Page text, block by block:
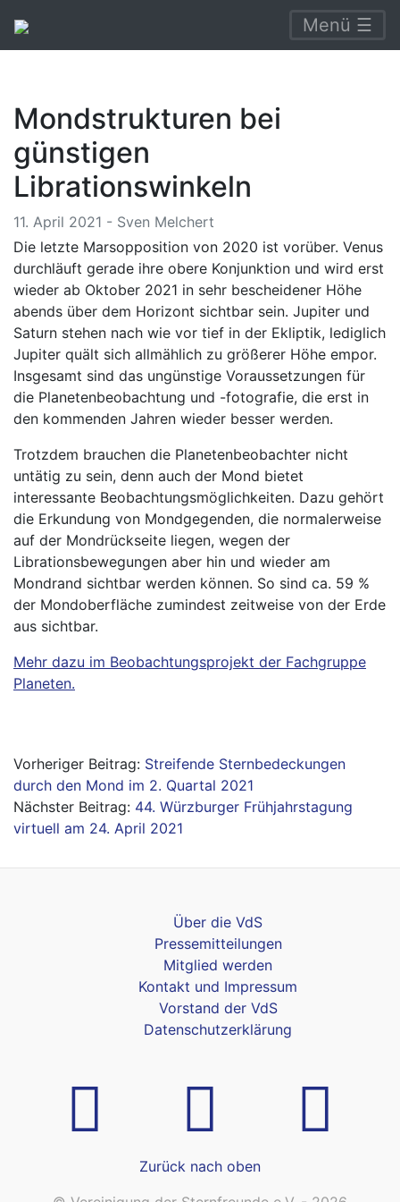
Menü ☰
Mondstrukturen bei
günstigen
Librationswinkeln
11. April 2021 - Sven Melchert
Die letzte Marsopposition von 2020 ist vorüber. Venus
durchläuft gerade ihre obere Konjunktion und wird erst
wieder ab Oktober 2021 in sehr bescheidener Höhe
abends über dem Horizont sichtbar sein. Jupiter und
Saturn stehen nach wie vor tief in der Ekliptik, lediglich
Jupiter quält sich allmählich zu größerer Höhe empor.
Insgesamt sind das ungünstige Voraussetzungen für
die Planetenbeobachtung und -fotografie, die erst in
den kommenden Jahren wieder besser werden.
Trotzdem brauchen die Planetenbeobachter nicht
untätig zu sein, denn auch der Mond bietet
interessante Beobachtungsmöglichkeiten. Dazu gehört
die Erkundung von Mondgegenden, die normalerweise
auf der Mondrückseite liegen, wegen der
Librationsbewegungen aber hin und wieder am
Mondrand sichtbar werden können. So sind ca. 59 %
der Mondoberfläche zumindest zeitweise von der Erde
aus sichtbar.
Mehr dazu im Beobachtungsprojekt der Fachgruppe
Planeten.
BeitragsnavigationStreifende Sternbedeckungen
durch den Mond im 2. Quartal 2021
44. Würzburger Frühjahrstagung
virtuell am 24. April 2021
Über die VdS
Pressemitteilungen
Mitglied werden
Kontakt und Impressum
Vorstand der VdS
Datenschutzerklärung
Zurück nach oben